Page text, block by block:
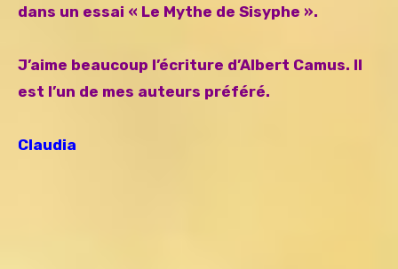
dans un essai « Le Mythe de Sisyphe ».
J’aime beaucoup l’écriture d’Albert Camus. Il
est l’un de mes auteurs préféré.
Claudia